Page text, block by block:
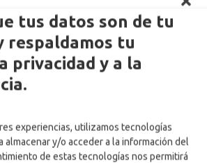
tus datos son de tu
respaldamos tu
privacidad y a la
experiencias, utilizamos tecnologías
almacenar y/o acceder a la información del
de estas tecnologías nos permitirá